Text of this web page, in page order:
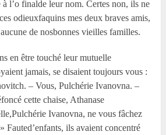
l’o finalde leur nom. Certes non, ils ne
odieuxfaquins mes deux braves amis,
de nosbonnes vieilles familles.
en être touché leur mutuelle
jamais, se disaient toujours vous :
– Vous, Pulchérie Ivanovna. –
cette chaise, Athanase
Ivanovna, ne vous fâchez
Fauted’enfants, ils avaient concentré